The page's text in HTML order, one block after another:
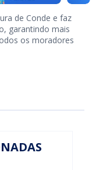
de Conde e faz
garantindo mais
os moradores